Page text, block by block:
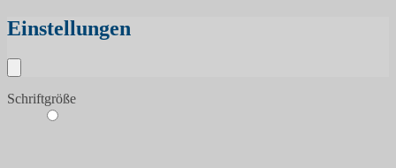
Einstellungen
Schriftgröße